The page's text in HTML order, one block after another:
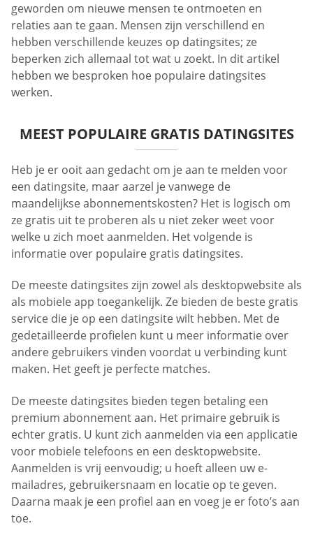
geworden om nieuwe mensen te ontmoeten en
relaties aan te gaan. Mensen zijn verschillend en
hebben verschillende keuzes op datingsites; ze
beperken zich allemaal tot wat u zoekt. In dit artikel
hebben we besproken hoe populaire datingsites
werken.
MEEST POPULAIRE GRATIS DATINGSITES
Heb je er ooit aan gedacht om je aan te melden voor
een datingsite, maar aarzel je vanwege de
maandelijkse abonnementskosten? Het is logisch om
ze gratis uit te proberen als u niet zeker weet voor
welke u zich moet aanmelden. Het volgende is
informatie over populaire gratis datingsites.
De meeste datingsites zijn zowel als desktopwebsite als
als mobiele app toegankelijk. Ze bieden de beste gratis
service die je op een datingsite wilt hebben. Met de
gedetailleerde profielen kunt u meer informatie over
andere gebruikers vinden voordat u verbinding kunt
maken. Het geeft je perfecte matches.
De meeste datingsites bieden tegen betaling een
premium abonnement aan. Het primaire gebruik is
echter gratis. U kunt zich aanmelden via een applicatie
voor mobiele telefoons en een desktopwebsite.
Aanmelden is vrij eenvoudig; u hoeft alleen uw e-
mailadres, gebruikersnaam en locatie op te geven.
Daarna maak je een profiel aan en voeg je er foto’s aan
toe.